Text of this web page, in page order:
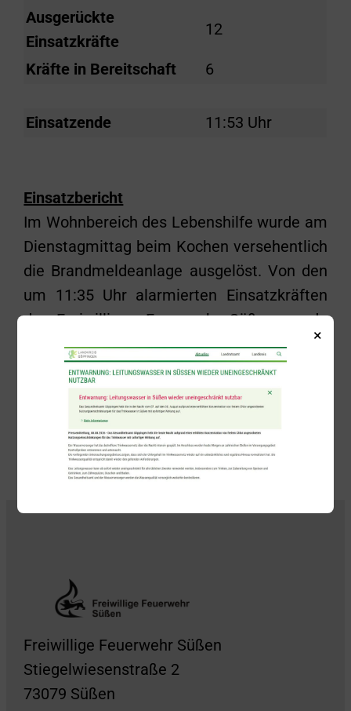
Ausgerückte
Einsatzkräfte
12
Kräfte in Bereitschaft 6
Einsatzende 11:53 Uhr
Einsatzbericht
Im Wohnbereich des Lebenshilfe wurde am
Dienstagmittag beim Kochen versehentlich
die Brandmeldeanlage ausgelöst. Von den
um 11:35 Uhr alarmierten Einsatzkräften
der Freiwilligen Feuerwehr Süßen wurde
der betroffene Küchenbereich kontrolliert
und die Anlage wieder zurückgesetzt.
ZurückAlle Beiträge anzeigenWeiter
Freiwillige Feuerwehr Süßen
Stiegelwiesenstraße 2
73079 Süßen
×